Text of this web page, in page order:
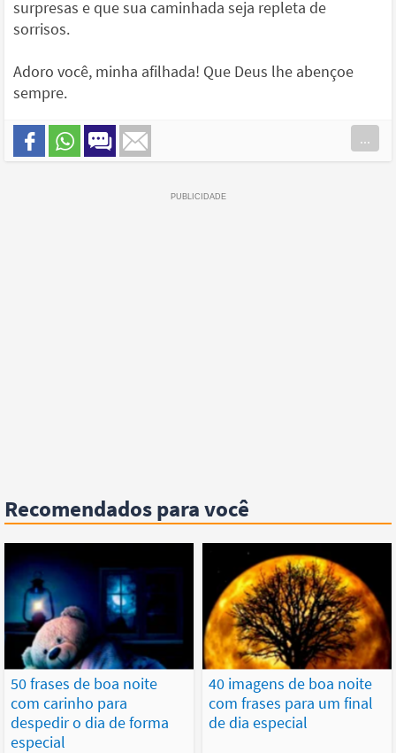
surpresas e que sua caminhada seja repleta de
sorrisos.
Adoro você, minha afilhada! Que Deus lhe abençoe
sempre.
...
Recomendados para você
50 frases de boa noite
com carinho para
despedir o dia de forma
especial
40 imagens de boa noite
com frases para um final
de dia especial